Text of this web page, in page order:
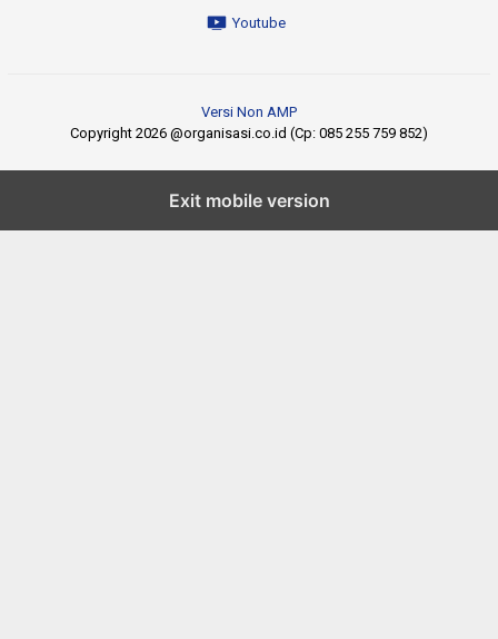
Youtube
Versi Non AMP
Copyright 2026 @organisasi.co.id (Cp: 085 255 759 852)
Exit mobile version